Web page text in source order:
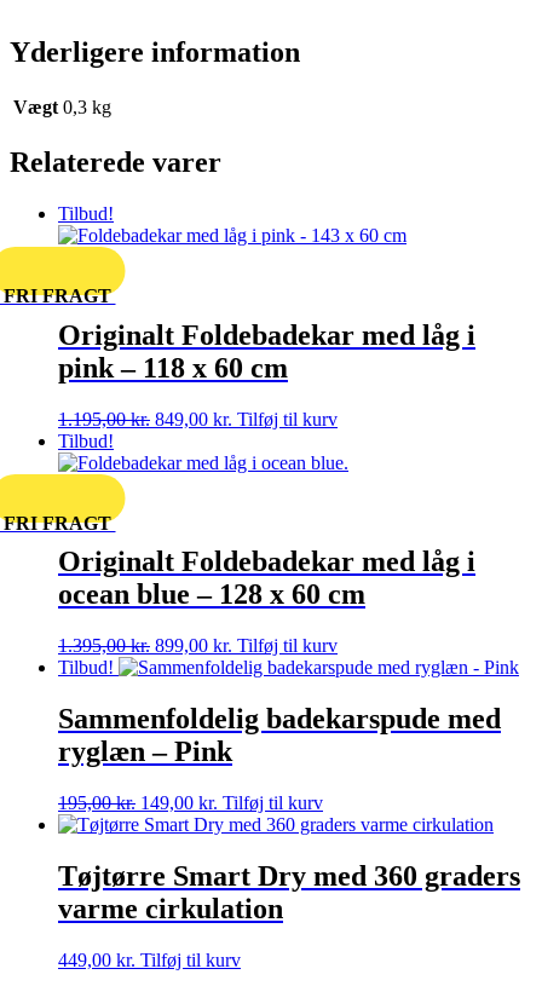
Yderligere information
Vægt 0,3 kg
Relaterede varer
Tilbud!
FRAGT
Originalt Foldebadekar med låg i
pink – 118 x 60 cm
1.195,00kr. Den
pris
849,00 kr. Den
pris
Tilføj til kurv
Tilbud!
FRAGT
Originalt Foldebadekar med låg i
ocean blue – 128 x 60 cm
1.395,00kr. Den
oprindelige
var:
1.395,00 kr..
899,00 kr. Den
aktuelle
er:
899,00 kr..
Tilføj til kurv
Tilbud!
Sammenfoldelig badekarspude med
ryglæn – Pink
195,00kr. Den
oprindelige
195,00 kr..
149,00 kr. Den
aktuelle
149,00 kr..
Tilføj til kurv
Tøjtørre Smart Dry med 360 graders
varme cirkulation
449,00 kr. Tilføj til kurv